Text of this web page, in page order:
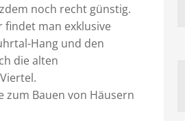
noch recht günstig.
findet man exklusive
Hang und den
die alten
zum Bauen von Häusern